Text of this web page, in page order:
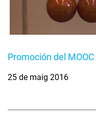
Promoción del MOOC
25 de maig 2016